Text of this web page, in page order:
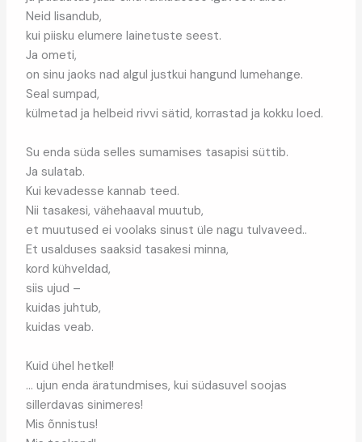
Neid lisandub,
kui piisku elumere lainetuste seest.
Ja ometi,
on sinu jaoks nad algul justkui hangund lumehange.
Seal sumpad,
külmetad ja helbeid rivvi sätid, korrastad ja kokku loed.
Su enda süda selles sumamises tasapisi süttib.
Ja sulatab.
Kui kevadesse kannab teed.
Nii tasakesi, vähehaaval muutub,
et muutused ei voolaks sinust üle nagu tulvaveed..
Et usalduses saaksid tasakesi minna,
kord kühveldad,
siis ujud –
kuidas juhtub,
kuidas veab.
Kuid ühel hetkel!
… ujun enda äratundmises, kui südasuvel soojas
sillerdavas sinimeres!
Mis õnnistus!